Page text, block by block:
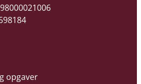
opgaver